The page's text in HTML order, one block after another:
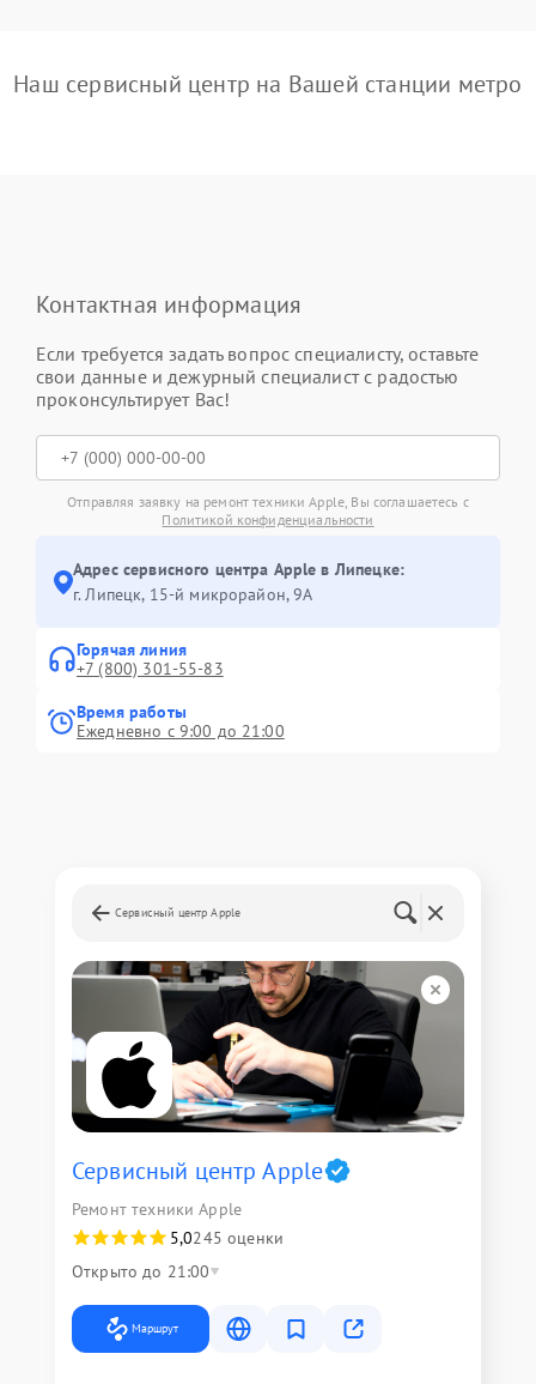
Наш сервисный центр на Вашей станции метро
Контактная информация
Если требуется задать вопрос специалисту, оставьте
свои данные и дежурный специалист с радостью
проконсультирует Вас!
Отправляя заявку на ремонт техники Apple, Вы соглашаетесь с
Политикой конфиденциальности
Адрес сервисного центра Apple в Липецке:
г. Липецк, 15-й микрорайон, 9А
Горячая линия
+7 (800) 301-55-83
Время работы
Ежедневно с 9:00 до 21:00
Сервисный центр Apple
Сервисный центр Apple
Ремонт техники Apple
5,0245 оценки
Открыто до 21:00
Маршрут